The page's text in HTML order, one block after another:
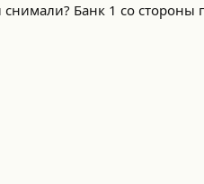
Банк 1 со стороны